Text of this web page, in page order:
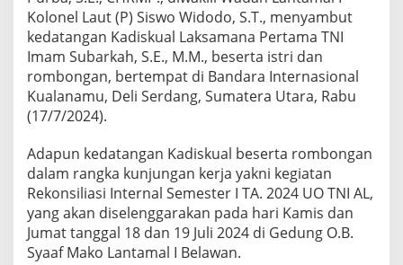
a
d
i
s
k
u
Kolonel Laut (P) Siswo Widodo, S.T., menyambut
kedatangan Kadiskual Laksamana Pertama TNI
Imam Subarkah, S.E., M.M., beserta istri dan
rombongan, bertempat di Bandara Internasional
Kualanamu, Deli Serdang, Sumatera Utara, Rabu
(17/7/2024).
Adapun kedatangan Kadiskual beserta rombongan
dalam rangka kunjungan kerja yakni kegiatan
Rekonsiliasi Internal Semester I TA. 2024 UO TNI AL,
yang akan diselenggarakan pada hari Kamis dan
Jumat tanggal 18 dan 19 Juli 2024 di Gedung O.B.
Syaaf Mako Lantamal I Belawan.